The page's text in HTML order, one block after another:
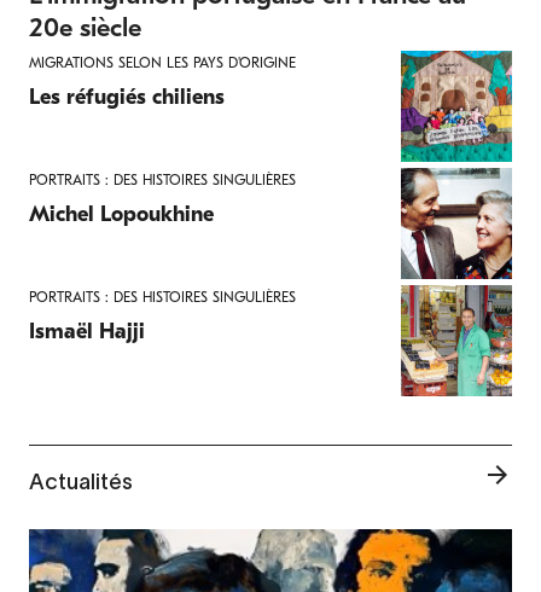
20e siècle
MIGRATIONS SELON LES PAYS D'ORIGINE
Les réfugiés chiliens
PORTRAITS : DES HISTOIRES SINGULIÈRES
Michel Lopoukhine
PORTRAITS : DES HISTOIRES SINGULIÈRES
Ismaël Hajji
Actualités